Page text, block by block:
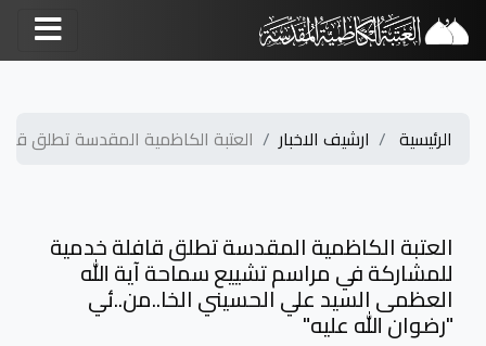
الرئيسية ارشيف الاخبار العتبة الكاظمية المقدسة تطلق
العتبة الكاظمية المقدسة تطلق قافلة خدمية
للمشاركة في مراسم تشييع سماحة آية الله
العظمى السيد علي الحسيني الخا..من..ئي
"رضوان الله عليه"